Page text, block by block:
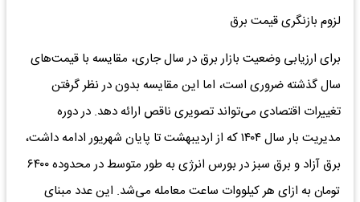
لزوم بازنگری قیمت برق
برای ارزیابی وضعیت بازار برق در سال جاری، مقایسه با قیمت‌های
سال گذشته ضروری است، اما این مقایسه بدون در نظر گرفتن
تغییرات اقتصادی می‌تواند تصویری ناقص ارائه دهد. در دوره
مدیریت بار سال ۱۴۰۴ که از اردیبهشت تا پایان شهریور ادامه داشت،
برق آزاد و برق سبز در بورس انرژی به طور متوسط در محدوده ۶۴۰۰
تومان به ازای هر کیلووات ساعت معامله می‌شد. این عدد مبنای